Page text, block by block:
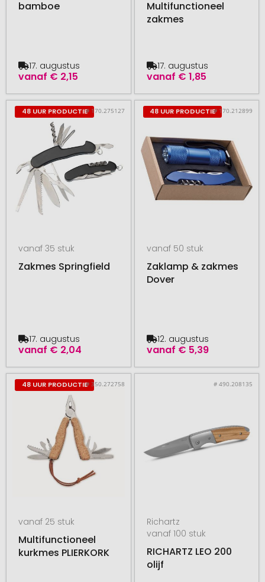
bamboe
vanaf € 2,15
17. augustus
Multifunctioneel
zakmes
vanaf € 1,85
17. augustus
48 UUR PRODUCTIE# 170.275127
vanaf 35 stuk
Zakmes Springfield
vanaf € 2,04
17. augustus
48 UUR PRODUCTIE# 170.212899
vanaf 50 stuk
Zaklamp & zakmes
Dover
vanaf € 5,39
12. augustus
48 UUR PRODUCTIE# 350.272758
vanaf 25 stuk
Multifunctioneel
kurkmes PLIERKORK
# 490.208135
Richartz
vanaf 100 stuk
RICHARTZ LEO 200
olijf